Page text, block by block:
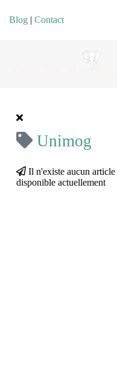
Blog | Contact
Unimog
Il n'existe aucun
disponible actuellement